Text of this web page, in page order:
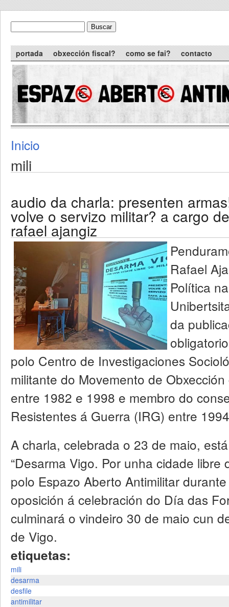
formulario de busca
Main menu
portada obxección fiscal? como se fai? contacto
You are here
Inicio
mili
audio da charla: presenten
volve o servizo militar? a cargo de
rafael ajangiz
Rafael
Política
da
polo Centro de Investigaciones
militante do Movemento de
entre 1982 e 1998 e membro do
Resistentes á Guerra (IRG) entre
A charla, celebrada o 23 de maio,
“Desarma Vigo. Por unha cidade libre
polo Espazo Aberto Antimilitar
oposición á celebración do Día das
culminará o vindeiro 30 de maio cun
de Vigo.
etiquetas:
mili
desarma
desfile
antimilitar